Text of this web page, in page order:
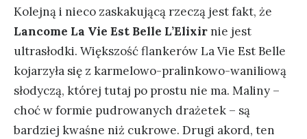
Kolejną i nieco zaskakującą rzeczą jest fakt, że
Lancome La Vie Est Belle L’Elixir nie jest
ultrasłodki. Większość flankerów La Vie Est Belle
kojarzyła się z karmelowo-pralinkowo-waniliową
słodyczą, której tutaj po prostu nie ma. Maliny –
choć w formie pudrowanych drażetek – są
bardziej kwaśne niż cukrowe. Drugi akord, ten